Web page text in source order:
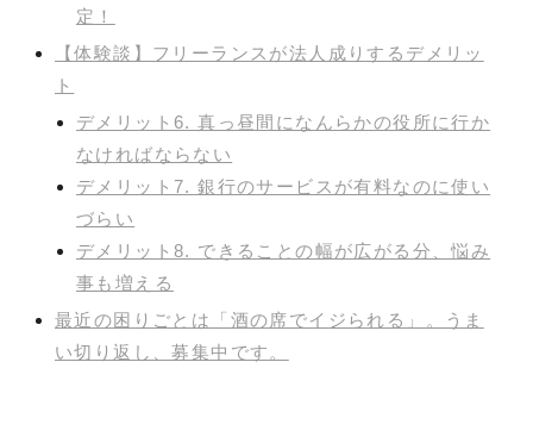
定！
【体験談】フリーランスが法人成りするデメリッ
ト
デメリット6. 真っ昼間になんらかの役所に行か
なければならない
デメリット7. 銀行のサービスが有料なのに使い
づらい
デメリット8. できることの幅が広がる分、悩み
事も増える
最近の困りごとは「酒の席でイジられる」。うま
い切り返し、募集中です。